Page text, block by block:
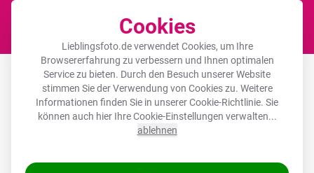
Cookies
Lieblingsfoto.de verwendet Cookies, um Ihre
Browsererfahrung zu verbessern und Ihnen optimalen
Service zu bieten. Durch den Besuch unserer Website
stimmen Sie der Verwendung von Cookies zu. Weitere
Informationen finden Sie in unsererCookie-Richtlinie. Sie
können auch hier Ihre Cookie-Einstellungen verwalten...
ablehnen
Leinwandbild - Graffiti - Schottische
Highlander - Kuh - Bunt
🌞 SOMMERDEALS